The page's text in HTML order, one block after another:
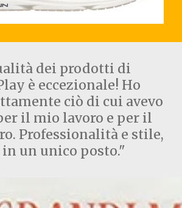
dei prodotti di
è eccezionale! Ho
ciò di cui avevo
il mio lavoro e per il
Professionalità e stile,
un unico posto."